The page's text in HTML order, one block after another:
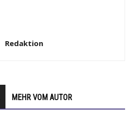
Redaktion
MEHR VOM AUTOR